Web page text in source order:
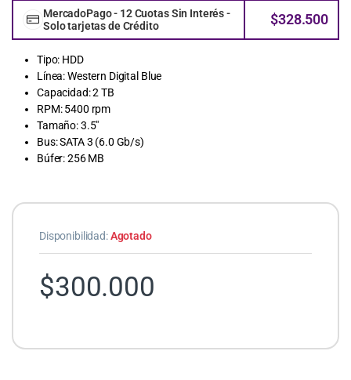
MercadoPago - 12 Cuotas Sin Interés -
Solo tarjetas de Crédito
$328.500
Tipo: HDD
Línea: Western Digital Blue
Capacidad: 2 TB
RPM: 5400 rpm
Tamaño: 3.5″
Bus: SATA 3 (6.0 Gb/s)
Búfer: 256 MB
Disponibilidad:Agotado
$300.000